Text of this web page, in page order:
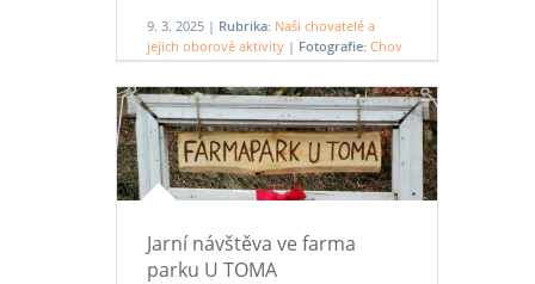
9. 3. 2025 | Rubrika: Naši chovatelé a
jejich oborové aktivity | Fotografie: Chov
NOS pana Rady z Přimdy
Jarní návštěva ve farma
parku U TOMA